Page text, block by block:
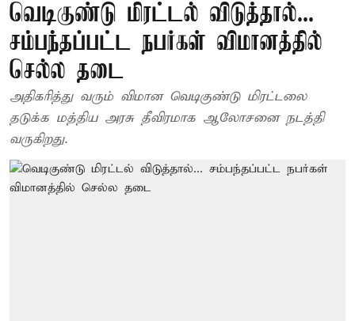
வெடிகுண்டு மிரட்டல் விடுத்தால்...
சம்பந்தப்பட்ட நபர்கள் விமானத்தில்
செல்ல தடை
அதிகரித்து வரும் விமான வெடிகுண்டு மிரட்டலை
தடுக்க மத்திய அரசு தீவிரமாக ஆலோசனை நடத்தி
வருகிறது.